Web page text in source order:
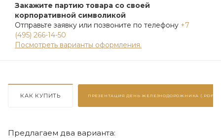
Закажите партию товара со своей
корпоративной символикой
Отправьте заявку или позвоните по телефону +7
(495) 266-14-50
Посмотреть варианты оформления.
КАК КУПИТЬ ПРЕЗЕНТАЦИЯ ДЕНЬ ЖЕЛЕЗНОДОРОЖНИКА (.PDF)
Предлагаем два варианта: